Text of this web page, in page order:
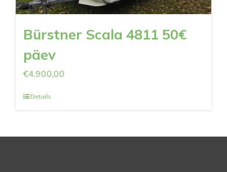
Bürstner Scala 4811 50€
päev
€4.900,00
Details